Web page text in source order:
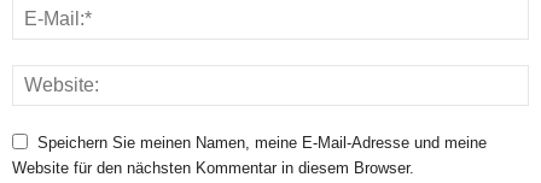
Speichern Sie meinen Namen, meine E-Mail-Adresse und meine
Website für den nächsten Kommentar in diesem Browser.